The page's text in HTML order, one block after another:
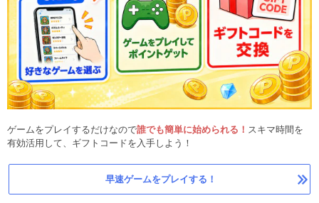
ゲームをプレイするだけなので誰でも簡単に始められる！ スキマ時間を
有効活用して、ギフトコードを入手しよう！
早速ゲームをプレイする！